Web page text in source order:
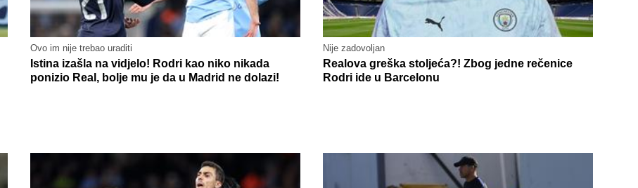
Ovo im nije trebao uraditi
Istina izašla na vidjelo! Rodri kao niko nikada
ponizio Real, bolje mu je da u Madrid ne dolazi!
Nije zadovoljan
Realova greška stoljeća?! Zbog jedne rečenice
Rodri ide u Barcelonu